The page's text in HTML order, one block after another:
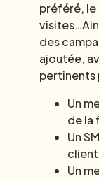
préféré, le
des
ajoutée,
pertinents
Un
de la
Un
Un